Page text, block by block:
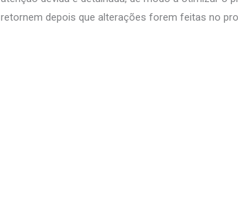
retornem depois que alterações forem feitas no